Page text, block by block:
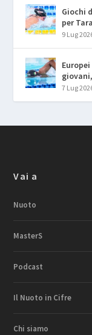
Giochi
per
9 Lug
7 Lug
Vai a
Nuoto
MasterS
Podcast
Il Nuoto in Cifre
Chi siamo